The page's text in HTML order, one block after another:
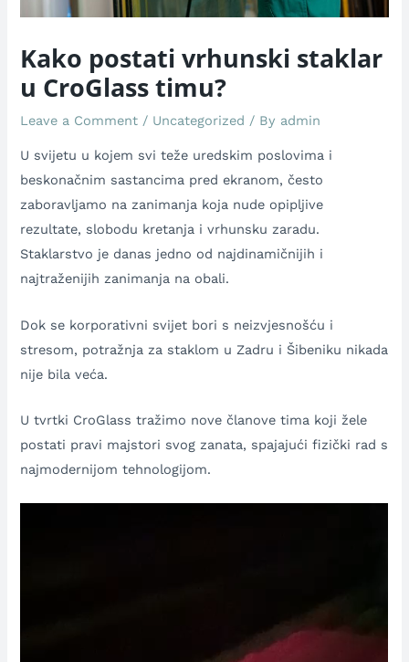
Kako postati vrhunski staklar
u CroGlass timu?
Leave a Comment / Uncategorized / By admin
U svijetu u kojem svi teže uredskim poslovima i
beskonačnim sastancima pred ekranom, često
zaboravljamo na zanimanja koja nude opipljive
rezultate, slobodu kretanja i vrhunsku zaradu.
Staklarstvo je danas jedno od najdinamičnijih i
najtraženijih zanimanja na obali.
Dok se korporativni svijet bori s neizvjesnošću i
stresom, potražnja za staklom u Zadru i Šibeniku nikada
nije bila veća.
U tvrtki CroGlass tražimo nove članove tima koji žele
postati pravi majstori svog zanata, spajajući fizički rad s
najmodernijom tehnologijom.